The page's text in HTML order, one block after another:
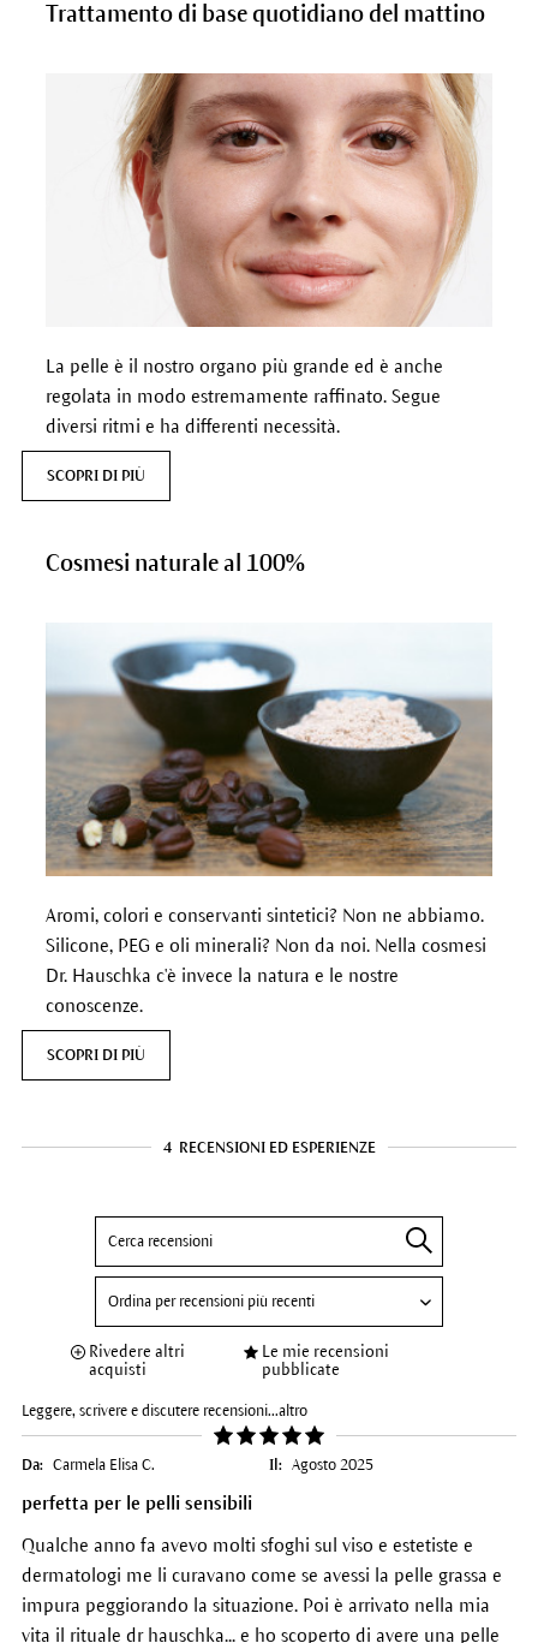
Trattamento di base quotidiano del mattino
La pelle è il nostro organo più grande ed è anche
regolata in modo estremamente raffinato. Segue
diversi ritmi e ha differenti necessità.
SCOPRI DI PIÙ
Cosmesi naturale al 100%
Aromi, colori e conservanti sintetici? Non ne abbiamo.
Silicone, PEG e oli minerali? Non da noi. Nella cosmesi
Dr. Hauschka c'è invece la natura e le nostre
conoscenze.
SCOPRI DI PIÙ
4 RECENSIONI ED ESPERIENZE
Rivedere altri
acquisti
Le mie recensioni
pubblicate
Leggere, scrivere e discutere recensioni...altro
Da: Carmela Elisa C. Il: Agosto 2025
perfetta per le pelli sensibili
Qualche anno fa avevo molti sfoghi sul viso e estetiste e
dermatologi me li curavano come se avessi la pelle grassa e
impura peggiorando la situazione. Poi è arrivato nella mia
vita il rituale dr hauschka... e ho scoperto di avere una pelle